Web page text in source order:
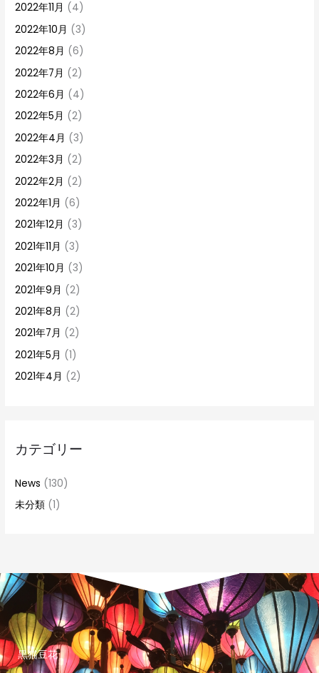
2022年11月 (4)
2022年10月 (3)
2022年8月 (6)
2022年7月 (2)
2022年6月 (4)
2022年5月 (2)
2022年4月 (3)
2022年3月 (2)
2022年2月 (2)
2022年1月 (6)
2021年12月 (3)
2021年11月 (3)
2021年10月 (3)
2021年9月 (2)
2021年8月 (2)
2021年7月 (2)
2021年5月 (1)
2021年4月 (2)
カテゴリー
News (130)
未分類 (1)
黒猫豆花